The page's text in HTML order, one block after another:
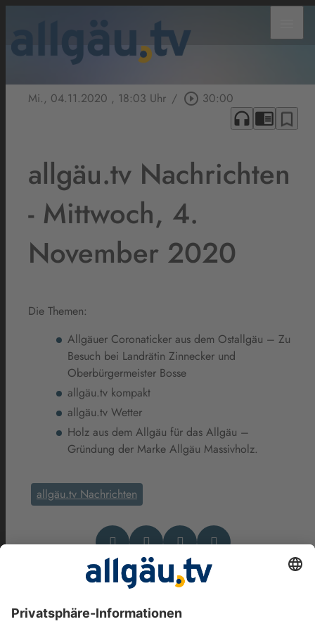
Mi., 04.11.2020 , 18:03 Uhr / play_circle_outline 30:00
headphones chrome_reader_mode bookmark_border
allgäu.tv Nachrichten
- Mittwoch, 4.
November 2020
Die Themen:
Allgäuer Coronaticker aus dem Ostallgäu – Zu
Besuch bei Landrätin Zinnecker und
Oberbürgermeister Bosse
allgäu.tv kompakt
allgäu.tv Wetter
Holz aus dem Allgäu für das Allgäu –
Gründung der Marke Allgäu Massivholz.
allgäu.tv Nachrichten